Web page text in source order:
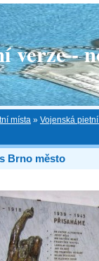
-
místa » Vojenská
Brno město